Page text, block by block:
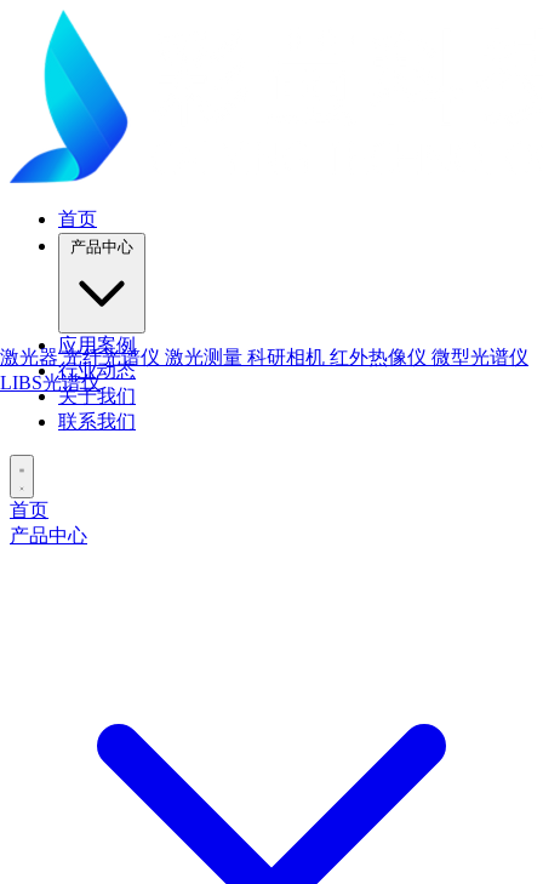
首页
产品中心
激光器光纤光谱仪 激光测量 科研相机 红外热像仪 微型光谱仪
LIBS光谱仪
应用案例
行业动态
关于我们
联系我们
首页
产品中心